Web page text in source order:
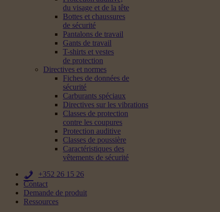
du visage et de la tête
Bottes et chaussures
de sécurité
Pantalons de travail
Gants de travail
T-shirts et vestes
de protection
Directives et normes
Fiches de données de
sécurité
Carburants spéciaux
Directives sur les vibrations
Classes de protection
contre les coupures
Protection auditive
Classes de poussière
Caractéristiques des
vêtements de sécurité
+352 26 15 26
Contact
Demande de produit
Ressources